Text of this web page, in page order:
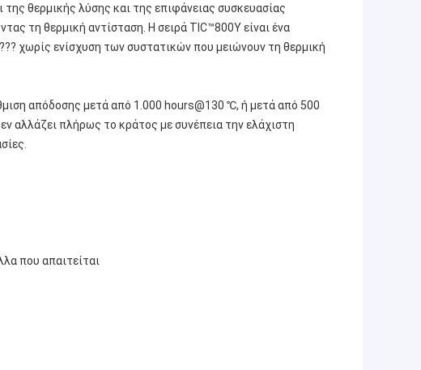
της θερμικής λύσης και της επιφάνειας συσκευασίας
τη θερμική αντίσταση. Η σειρά TIC™800Y είναι ένα
χωρίς ενίσχυση των συστατικών που μειώνουν τη θερμική
απόδοσης μετά από 1.000 hours@130 ℃, ή μετά από 500
αλλάζει πλήρως το κράτος με συνέπεια την ελάχιστη
που απαιτείται